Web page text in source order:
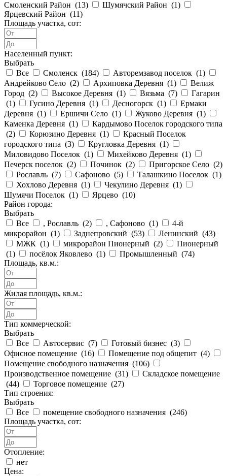
Смоленский Район (13) Шумячский Район (1)
Ярцевский Район (11)
Площадь участка, сот:
Населенный пункт:
Выбрать
Все
Смоленск (184) Авторемзавод поселок (1)
Андрейково Село (2) Архиповка Деревня (1)
Велиж
Город (2) Высокое Деревня (1) Вязьма (7)
Гагарин
(1) Гусино Деревня (1) Десногорск (1)
Ермаки
Деревня (1) Ершичи Село (1) Жуково Деревня (1)
Каменка Деревня (1)
Кардымово Поселок городского типа
(2) Корюзино Деревня (1)
Красный Поселок
городского типа (3) Кругловка Деревня (1)
Миловидово Поселок (1) Михейково Деревня (1)
Печерск поселок (2) Починок (2) Пригорское Село (2)
Рославль (7) Сафоново (5) Талашкино Поселок (1)
Хохлово Деревня (1) Чекулино Деревня (1)
Шумячи Поселок (1) Ярцево (10)
Район города:
Выбрать
Все
, Рославль (2) , Сафоново (1)
4-й
микрорайон (1) Заднепровский (53) Ленинский (43)
МЖК (1) микрорайон Пионерный (2)
Пионерный
(1) посёлок Яковлево (1) Промышленный (74)
Площадь, кв.м.:
Жилая площадь, кв.м.:
Тип коммерческой:
Выбрать
Все
Автосервис (7) Готовый бизнес (3)
Офисное помещение (16) Помещение под общепит (4)
Помещение свободного назначения (106)
Производственное помещение (31)
Складское помещение
(44) Торговое помещение (27)
Тип строения:
Выбрать
Все
помещение свободного назначения (246)
Площадь участка, сот:
Отопление:
нет
Цена: